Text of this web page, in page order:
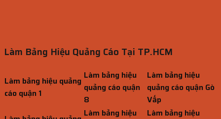
Làm Bảng Hiệu Quảng Cáo Tại TP.HCM
Làm bảng hiệu quảng
cáo quận 1
Làm bảng hiệu
quảng cáo quận
8
Làm bảng hiệu
quảng cáo quận Gò
Vấp
Làm bảng hiệu
Làm bảng hiệu